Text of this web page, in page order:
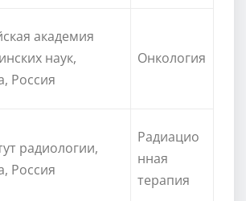
академия
наук,
Россия
Онкология
радиологии,
Россия
Радиацио
нная
терапия